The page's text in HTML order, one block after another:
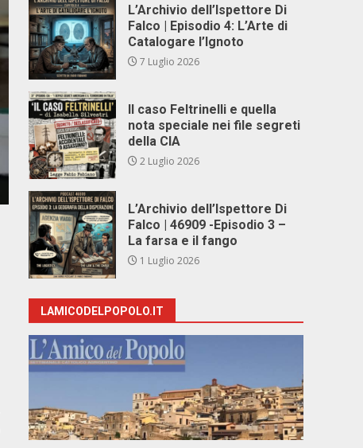
L’Archivio dell’Ispettore Di
Falco | Episodio 4: L’Arte di
Catalogare l’Ignoto
7 Luglio 2026
Il caso Feltrinelli e quella
nota speciale nei file segreti
della CIA
2 Luglio 2026
L’Archivio dell’Ispettore Di
Falco | 46909 -Episodio 3 –
La farsa e il fango
1 Luglio 2026
LAMICODELPOPOLO.IT